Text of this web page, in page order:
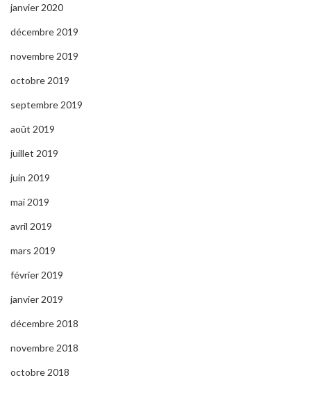
janvier 2020
décembre 2019
novembre 2019
octobre 2019
septembre 2019
août 2019
juillet 2019
juin 2019
mai 2019
avril 2019
mars 2019
février 2019
janvier 2019
décembre 2018
novembre 2018
octobre 2018